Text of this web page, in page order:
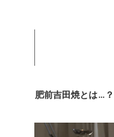
肥前吉田焼とは…？